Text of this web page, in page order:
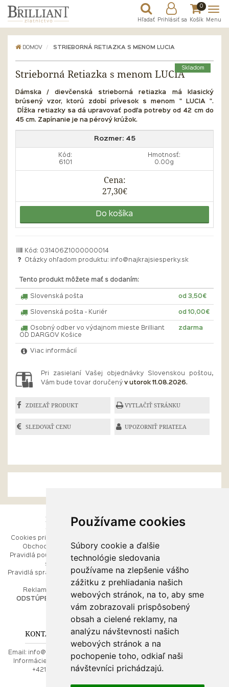
Používame cookies
Súbory cookie a ďalšie
technológie sledovania
používame na zlepšenie vášho
zážitku z prehliadania našich
webových stránok, na to, aby sme
vám zobrazovali prispôsobený
obsah a cielené reklamy, na
analýzu návštevnosti našich
webových stránok a na
pochopenie toho, odkiaľ naši
návštevníci prichádzajú.
Hľadať Prihlásiť sa
0
Košík Menu
DOMOV STRIEBORNÁ RETIAZKA S MENOM LUCIA
Skladom
Strieborná Retiazka s menom LUCIA
Dámska / dievčenská strieborná retiazka má klasický
brúsený vzor, ktorú zdobí prívesok s menom " LUCIA ".
Dĺžka
retiazky sa dá upravovať podľa potreby od 42 cm do
45 cm. Zapínanie je na pérový krúžok.
Rozmer: 45
Kód:
6101
Hmotnosť:
0.00g
Cena:
27,30€
Do košíka
Kód: 031406Z1000000014
Otázky ohľadom produktu:
info@najkrajsiesperky.sk
Tento produkt môžete mať s dodaním:
Slovenská pošta od 3,50€
Slovenská pošta - Kuriér od 10,00€
Osobný odber vo výdajnom mieste Brilliant
OD DARGOV Košice
zdarma
Viac informácií
Pri zasielaní Vašej objednávky Slovenskou poštou,
Vám bude tovar doručený v utorok 11.08.2026.
ZDIEĽAŤ PRODUKT VYTLAČIŤ STRÁNKU
SLEDOVAŤ CENU UPOZORNIŤ PRIATEĽA
ESHOP
Cookies pri prezeraní stránok
Obchodné podmienky
Pravidlá používania webových
stránok
Pravidlá spracúvania osobných
Reklamačný poriadok
ODSTÚPENIE OD ZMLUVY
RÝCHLE MENU
Ako balíme Vaše šperky
Kontaktujte nás
PORADŇA
Ako nakupovať
O drahých kovoch
Doprava a poštovné
KONTAKT NA NÁS
Email:
info@najkrajsiesperky.sk
Informácie:
+421917 881556,
+421556224323